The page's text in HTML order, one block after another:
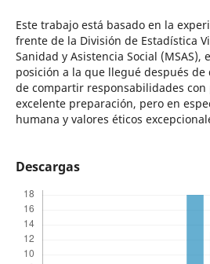
Este trabajo está basado en la
frente de la División de Estadística
Sanidad y Asistencia Social (MSAS),
posición a la que llegué después
de compartir responsabilidades con
excelente preparación, pero en
humana y valores éticos
Descargas